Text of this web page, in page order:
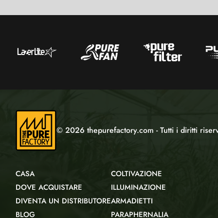
© 2026 thepurefactory.com - Tutti i diritti
CASA
DOVE ACQUISTARE
DIVENTA UN DISTRIBUTORE
BLOG
COLTIVAZIONE
ILLUMINAZIONE
ARMADIETTI
PARAPHERNALIA